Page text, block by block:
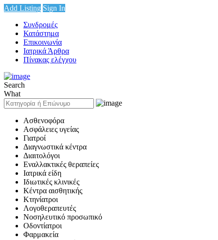
Add Listing Sign In
Συνδρομές
Κατάστημα
Επικοινωνία
Ιατρικά Άρθρα
Πίνακας ελέγχου
Search
What
Ασθενοφόρα
Ασφάλειες υγείας
Γιατροί
Διαγνωστικά κέντρα
Διαιτολόγοι
Εναλλακτικές θεραπείες
Ιατρικά είδη
Ιδιωτικές κλινικές
Κέντρα αισθητικής
Κτηνίατροι
Λογοθεραπευτές
Νοσηλευτικό προσωπικό
Οδοντίατροι
Φαρμακεία